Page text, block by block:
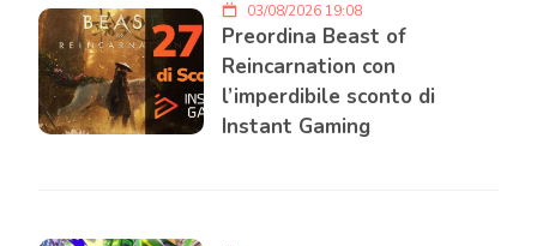
03/08/2026 19:08
Preordina Beast of
Reincarnation con
l’imperdibile sconto di
Instant Gaming